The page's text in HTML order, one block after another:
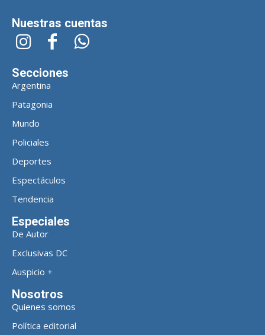
Nuestras cuentas
Secciones
Argentina
Patagonia
Mundo
Policiales
Deportes
Espectáculos
Tendencia
Especiales
De Autor
Exclusivas DC
Auspicio +
Nosotros
Quienes somos
Política editorial